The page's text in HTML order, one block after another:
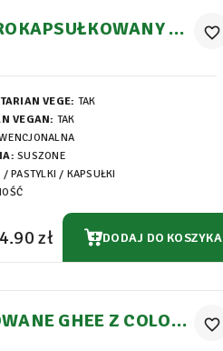
KA
VEGE: TAK
VEGAN: TAK
SUSZONE
/ PASTYLKI / KAPSUŁKI
favorite_border
zł DODAJ DO KOSZYKA
GHEE Z COLOST
favorite_border